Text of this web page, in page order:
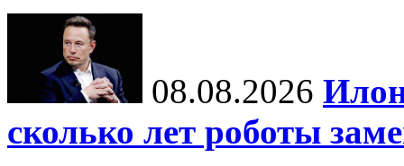
08.08.2026
сколько лет роботы